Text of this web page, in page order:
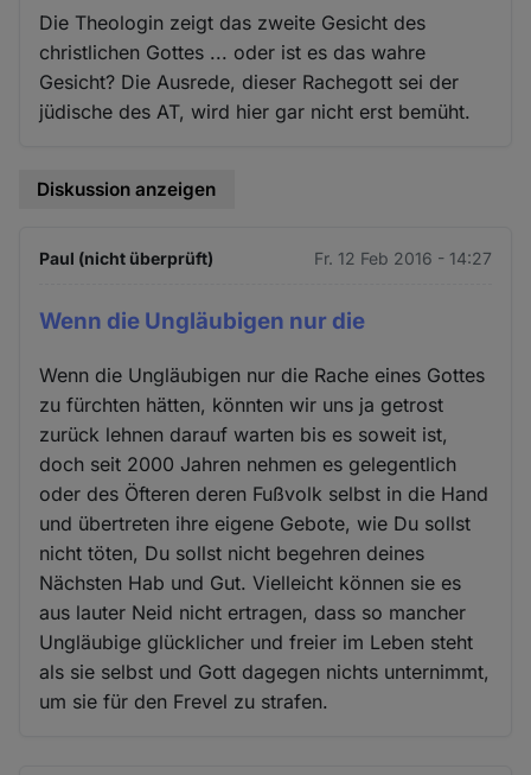
Die Theologin zeigt das zweite Gesicht des
christlichen Gottes ... oder ist es das wahre
Gesicht? Die Ausrede, dieser Rachegott sei der
jüdische des AT, wird hier gar nicht erst bemüht.
Diskussion anzeigen
Paul (nicht überprüft) Fr. 12 Feb 2016 - 14:27
Wenn die Ungläubigen nur die
Wenn die Ungläubigen nur die Rache eines Gottes
zu fürchten hätten, könnten wir uns ja getrost
zurück lehnen darauf warten bis es soweit ist,
doch seit 2000 Jahren nehmen es gelegentlich
oder des Öfteren deren Fußvolk selbst in die Hand
und übertreten ihre eigene Gebote, wie Du sollst
nicht töten, Du sollst nicht begehren deines
Nächsten Hab und Gut. Vielleicht können sie es
aus lauter Neid nicht ertragen, dass so mancher
Ungläubige glücklicher und freier im Leben steht
als sie selbst und Gott dagegen nichts unternimmt,
um sie für den Frevel zu strafen.